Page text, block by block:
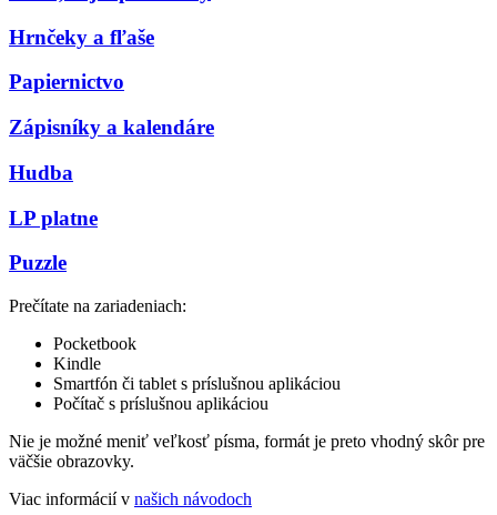
Hrnčeky a fľaše
Papiernictvo
Zápisníky a kalendáre
Hudba
LP platne
Puzzle
Prečítate na zariadeniach:
Pocketbook
Kindle
Smartfón či tablet s príslušnou aplikáciou
Počítač s príslušnou aplikáciou
Nie je možné meniť veľkosť písma, formát je preto vhodný skôr pre
väčšie obrazovky.
Viac informácií v našich návodoch